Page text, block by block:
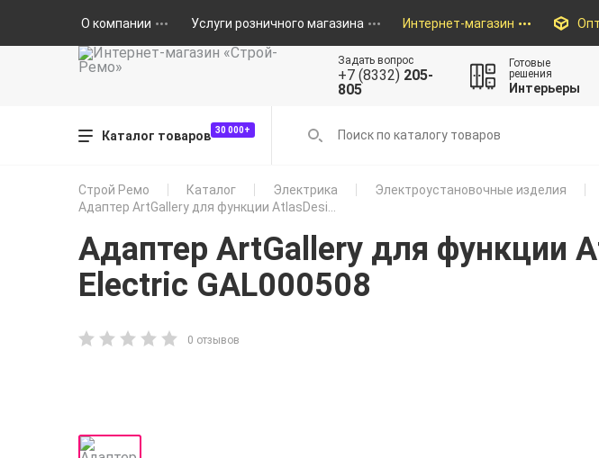
О компании Услуги розничного магазина Интернет-магазин
Задать вопрос
+7 (8332) 205-
805
Готовые
решения
Интерьеры
Каталог товаров 30 000+
Строй Ремо Каталог Электрика Электроустановочные изделия
Адаптер ArtGallery для функции AtlasDesi...
Адаптер ArtGallery для функции
Electric GAL000508
0 отзывов